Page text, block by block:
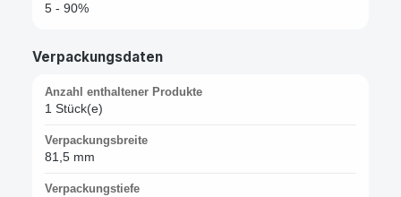
5 - 90%
Verpackungsdaten
Anzahl enthaltener Produkte
1 Stück(e)
Verpackungsbreite
81,5 mm
Verpackungstiefe